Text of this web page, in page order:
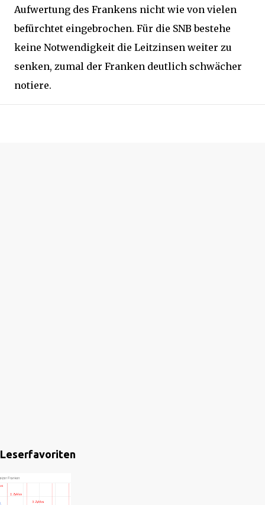
Aufwertung des Frankens nicht wie von vielen
befürchtet eingebrochen. Für die SNB bestehe
keine Notwendigkeit die Leitzinsen weiter zu
senken, zumal der Franken deutlich schwächer
notiere.
Leserfavoriten